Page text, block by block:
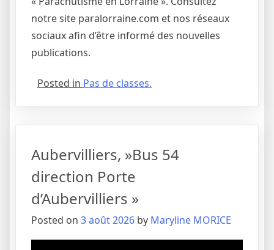
notre site paralorraine.com et nos réseaux
sociaux afin d’être informé des nouvelles
publications.
Posted in Pas de classes.
Aubervilliers, »Bus 54
direction Porte
d’Aubervilliers »
Posted on 3 août 2026 by Maryline MORICE